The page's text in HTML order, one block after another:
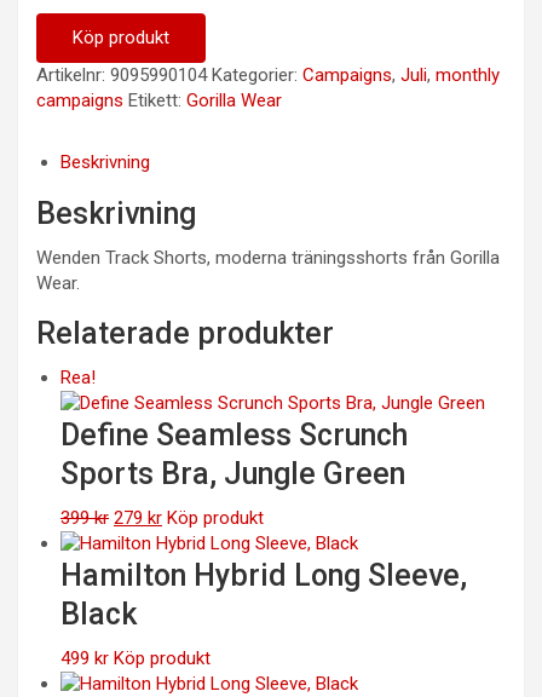
399 kr.
Köp produkt
Artikelnr: 9095990104 Kategorier: Campaigns, Juli, monthly
campaigns Etikett: Gorilla Wear
Beskrivning
Beskrivning
Wenden Track Shorts, moderna träningsshorts från Gorilla
Wear.
Relaterade produkter
Rea!
Define Seamless Scrunch
Sports Bra, Jungle Green
399kr Det
ursprungliga
priset
var:
399 kr.
279 krDet
nuvarande
priset
är:
Köp produkt
Hamilton Hybrid Long Sleeve,
Black
499 kr Köp produkt